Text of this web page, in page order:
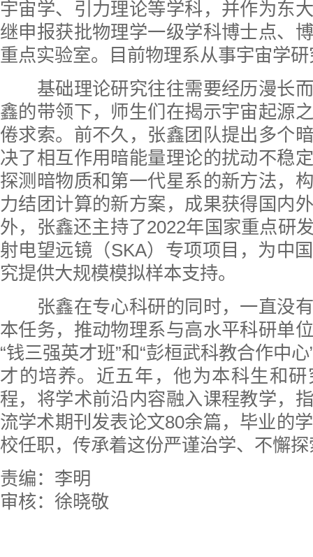
宇宙学、引力理论等学科，并作为东
继申报获批物理学一级学科博士点、
重点实验室。目前物理系从事宇宙学
基础理论研究往往需要经历漫长而
鑫的带领下，师生们在揭示宇宙起源
倦求索。前不久，张鑫团队提出多个
决了相互作用暗能量理论的扰动不稳
探测暗物质和第一代星系的新方法，
力结团计算的新方案，成果获得国内
外，张鑫还主持了2022年国家重点研
射电望远镜（SKA）专项项目，为中
究提供大规模模拟样本支持。
张鑫在专心科研的同时，一直没有
本任务，推动物理系与高水平科研单
“钱三强英才班”和“彭桓武科教合作中
才的培养。近五年，他为本科生和
程，将学术前沿内容融入课程教学，
流学术期刊发表论文80余篇，毕业的
校任职，传承着这份严谨治学、不懈
责编：李明
审核：徐晓敬